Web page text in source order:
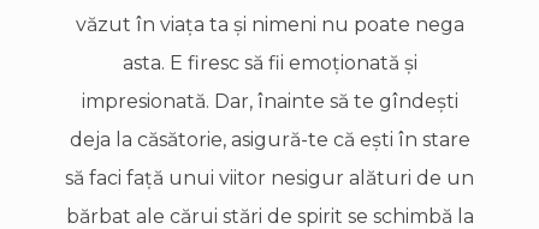
văzut în viaţa ta şi nimeni nu poate nega
asta. E firesc să fii emoţionată şi
impresionată. Dar, înainte să te gîndeşti
deja la căsătorie, asigură-te că eşti în stare
să faci faţă unui viitor nesigur alături de un
bărbat ale cărui stări de spirit se schimbă la